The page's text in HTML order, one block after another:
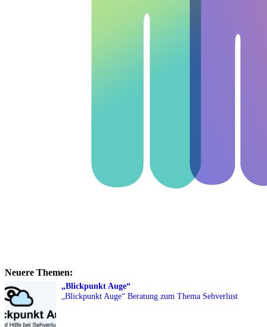
Neuere Themen:
„Blickpunkt Auge“
„Blickpunkt Auge“ Beratung zum Thema Sehverlust